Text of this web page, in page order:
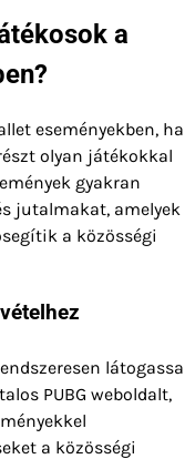
a
eseményekben, ha
olyan játékokkal
gyakran
jutalmakat, amelyek
a közösségi
látogassa
PUBG weboldalt,
a közösségi